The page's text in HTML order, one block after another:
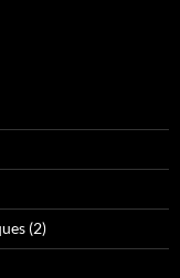
(2)